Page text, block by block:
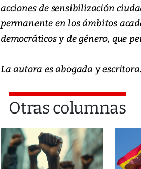
acciones de sensibilización
permanente en los ámbitos
democráticos y de género, que
La autora es abogada y escritora.
Otras columnas